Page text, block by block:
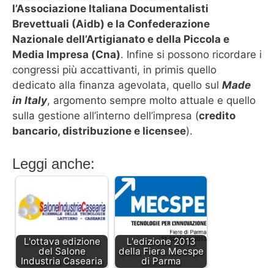
l’Associazione Italiana Documentalisti
Brevettuali (Aidb) e la Confederazione
Nazionale dell’Artigianato e della Piccola e
Media Impresa (Cna). Infine si possono ricordare i
congressi più accattivanti, in primis quello
dedicato alla finanza agevolata, quello sul Made
in Italy, argomento sempre molto attuale e quello
sulla gestione all’interno dell’impresa (credito
bancario, distribuzione e licensee).
Leggi anche:
L'ottava edizione
del Salone
Industria Casearia
L'edizione 2013
della Fiera Mecspe
di Parma